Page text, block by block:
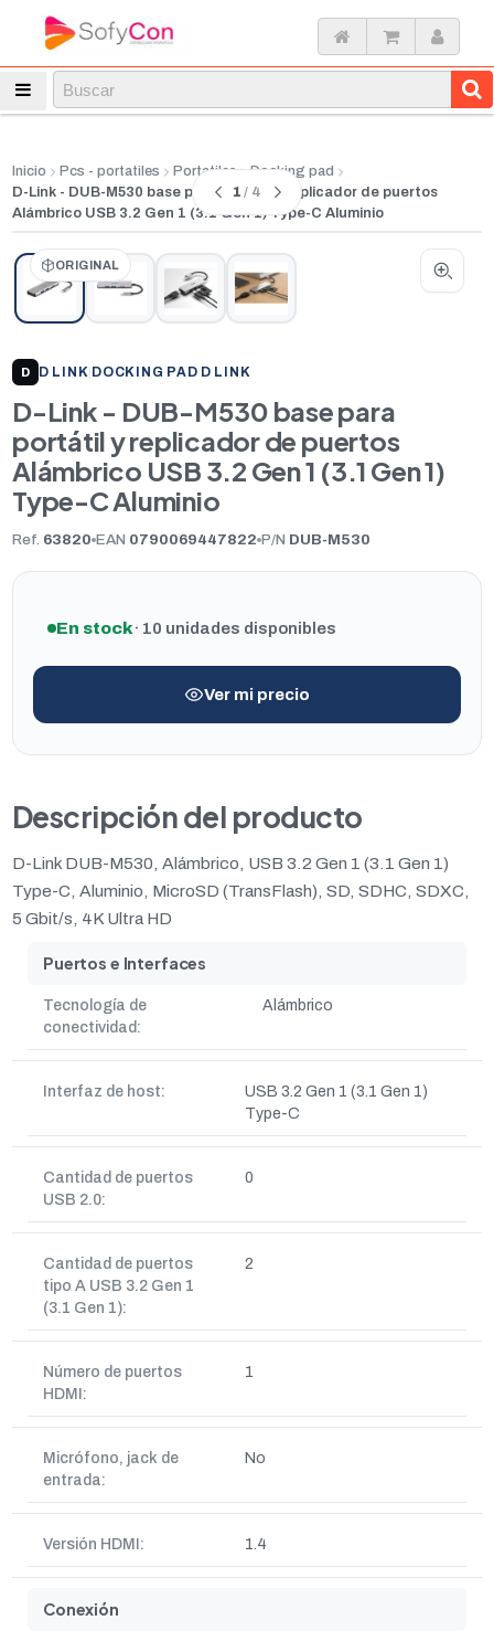
Inicio Pcs - portatiles Portatiles
Docking pad
D-Link - DUB-M530 base para portátil y replicador de puertos
Alámbrico USB 3.2 Gen 1 (3.1 Gen 1) Type-C Aluminio
ORIGINAL
1 / 4
D D LINK DOCKING PAD D LINK
D-Link - DUB-M530 base para
portátil y replicador de puertos
Alámbrico USB 3.2 Gen 1 (3.1 Gen 1)
Type-C Aluminio
Ref. 63820 EAN 0790069447822 P/N DUB-M530
En stock· 10 unidades disponibles
Ver mi precio
Descripción del producto
D-Link DUB-M530, Alámbrico, USB 3.2 Gen 1 (3.1 Gen 1)
Type-C, Aluminio, MicroSD (TransFlash), SD, SDHC, SDXC,
5 Gbit/s, 4K Ultra HD
Puertos e Interfaces
Tecnología de
conectividad:
Alámbrico
Interfaz de host:
USB 3.2 Gen 1 (3.1 Gen 1)
Type-C
Cantidad de puertos
USB 2.0:
0
Cantidad de puertos
tipo A USB 3.2 Gen 1
(3.1 Gen 1):
2
Número de puertos
HDMI:
1
Micrófono, jack de
entrada:
No
Versión HDMI: 1.4
Conexión